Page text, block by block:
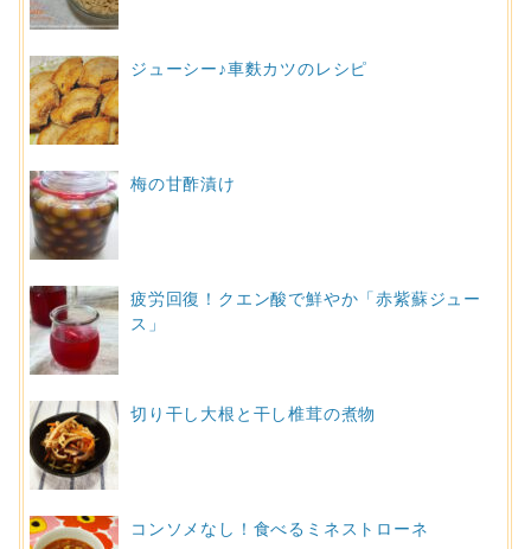
ジューシー♪車麩カツのレシピ
梅の甘酢漬け
疲労回復！クエン酸で鮮やか「赤紫蘇ジュー
ス」
切り干し大根と干し椎茸の煮物
コンソメなし！食べるミネストローネ